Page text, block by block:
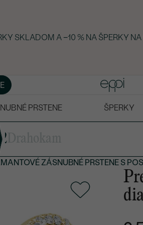
SKLADOM A −10 % NA ŠPERKY
PRSTENE ŠPERKY
2
ZÁSNUBNÉ PRSTENE S